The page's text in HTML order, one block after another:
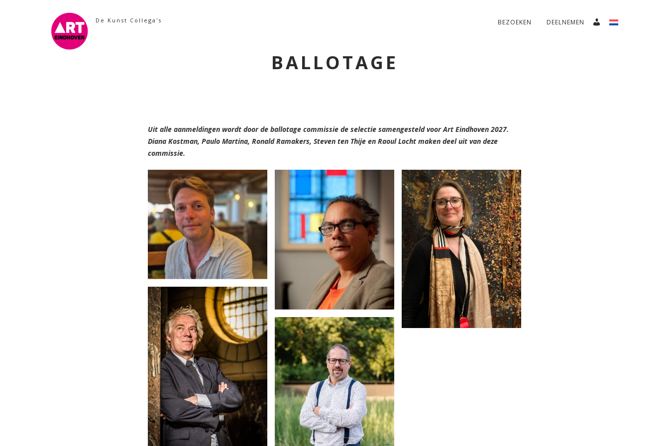
De Kunst Collega's BEZOEKEN DEELNEMEN
BALLOTAGE
Uit alle aanmeldingen wordt door de ballotage commissie de selectie samengesteld voor Art Eindhoven 2027.
Diana Kostman, Paulo Martina, Ronald Ramakers, Steven ten Thije en Raoul Locht maken deel uit van deze
commissie.